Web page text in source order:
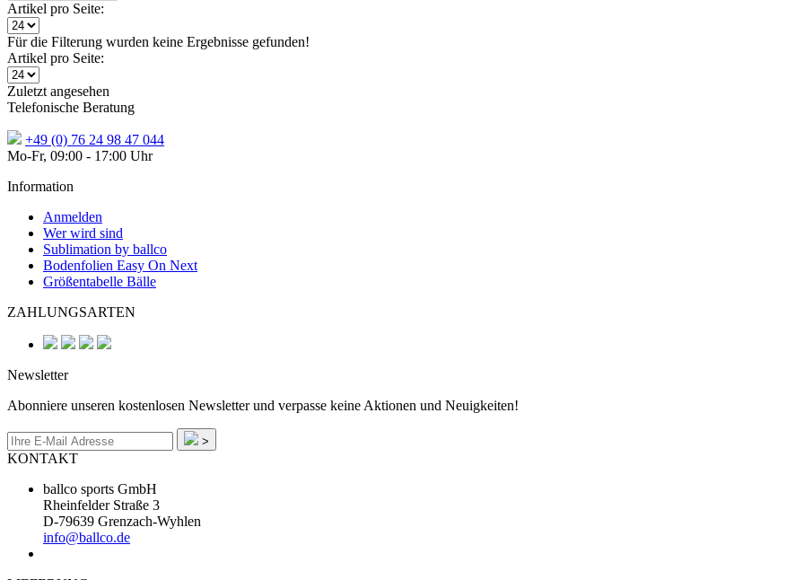
Artikel pro Seite:
Für die Filterung wurden keine Ergebnisse gefunden!
Artikel pro Seite:
Zuletzt angesehen
Telefonische Beratung
+49 (0) 76 24 98 47 044
Mo-Fr, 09:00 - 17:00 Uhr
Information
Anmelden
Wer wird sind
Sublimation by ballco
Bodenfolien Easy On Next
Größentabelle Bälle
ZAHLUNGSARTEN
Newsletter
Abonniere unseren kostenlosen Newsletter und verpasse keine Aktionen und Neuigkeiten!
>
KONTAKT
ballco sports GmbH
Rheinfelder Straße 3
D-79639 Grenzach-Wyhlen
info@ballco.de